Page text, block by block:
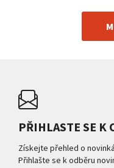
PŘIHLASTE SE K
Získejte přehled o
Přihlašte se k odběru